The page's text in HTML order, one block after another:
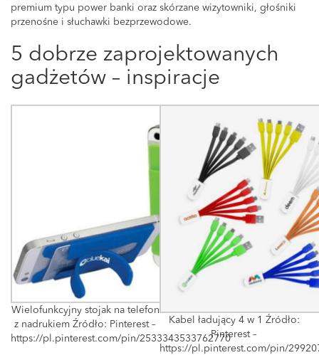
premium typu power banki oraz skórzane wizytowniki, głośniki
przenośne i słuchawki bezprzewodowe.
5 dobrze zaprojektowanych
gadżetów – inspiracje
Wielofunkcyjny stojak na telefon
z nadrukiem Źródło: Pinterest –
https://pl.pinterest.com/pin/2533343533762770
Kabel ładujący 4 w 1 Źródło:
Pinterest –
https://pl.pinterest.com/pin/